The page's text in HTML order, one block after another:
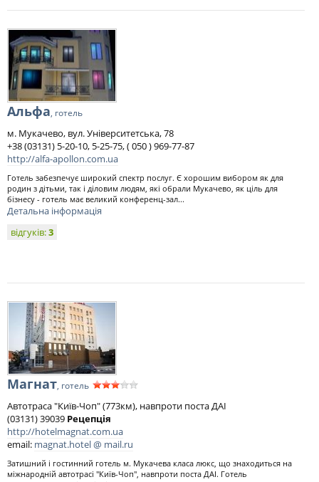
Альфа, готель
м. Мукачево, вул. Університетська, 78
+38 (03131) 5-20-10, 5-25-75, ( 050 ) 969-77-87
http://alfa-apollon.com.ua
Готель забезпечує широкий спектр послуг. Є хорошим вибором як для
родин з дітьми, так і діловим людям, які обрали Мукачево, як ціль для
бізнесу - готель має великий конференц-зал...
Детальна інформація
відгуків:3
Магнат, готель
Автотраса "Київ-Чоп" (773км), навпроти поста ДАІ
(03131) 39039 Рецепція
http://hotelmagnat.com.ua
email: magnat.hotel @ mail.ru
Затишний і гостинний готель м. Мукачева класа люкс, що знаходиться на
міжнародній автотрасі "Київ-Чоп", навпроти поста ДАІ. Готель